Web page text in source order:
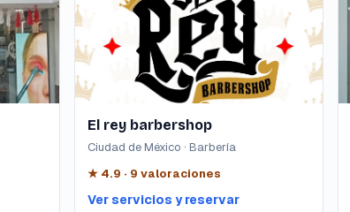
El rey barbershop
Ciudad de México · Barbería
★ 4.9 · 9 valoraciones
Ver servicios y reservar